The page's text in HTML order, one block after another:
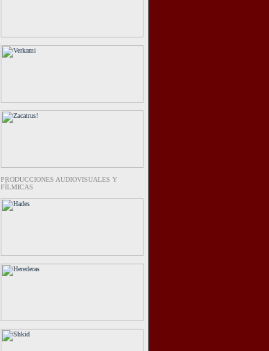
PRODUCCIONES AUDIOVISUALES Y
FÍLMICAS